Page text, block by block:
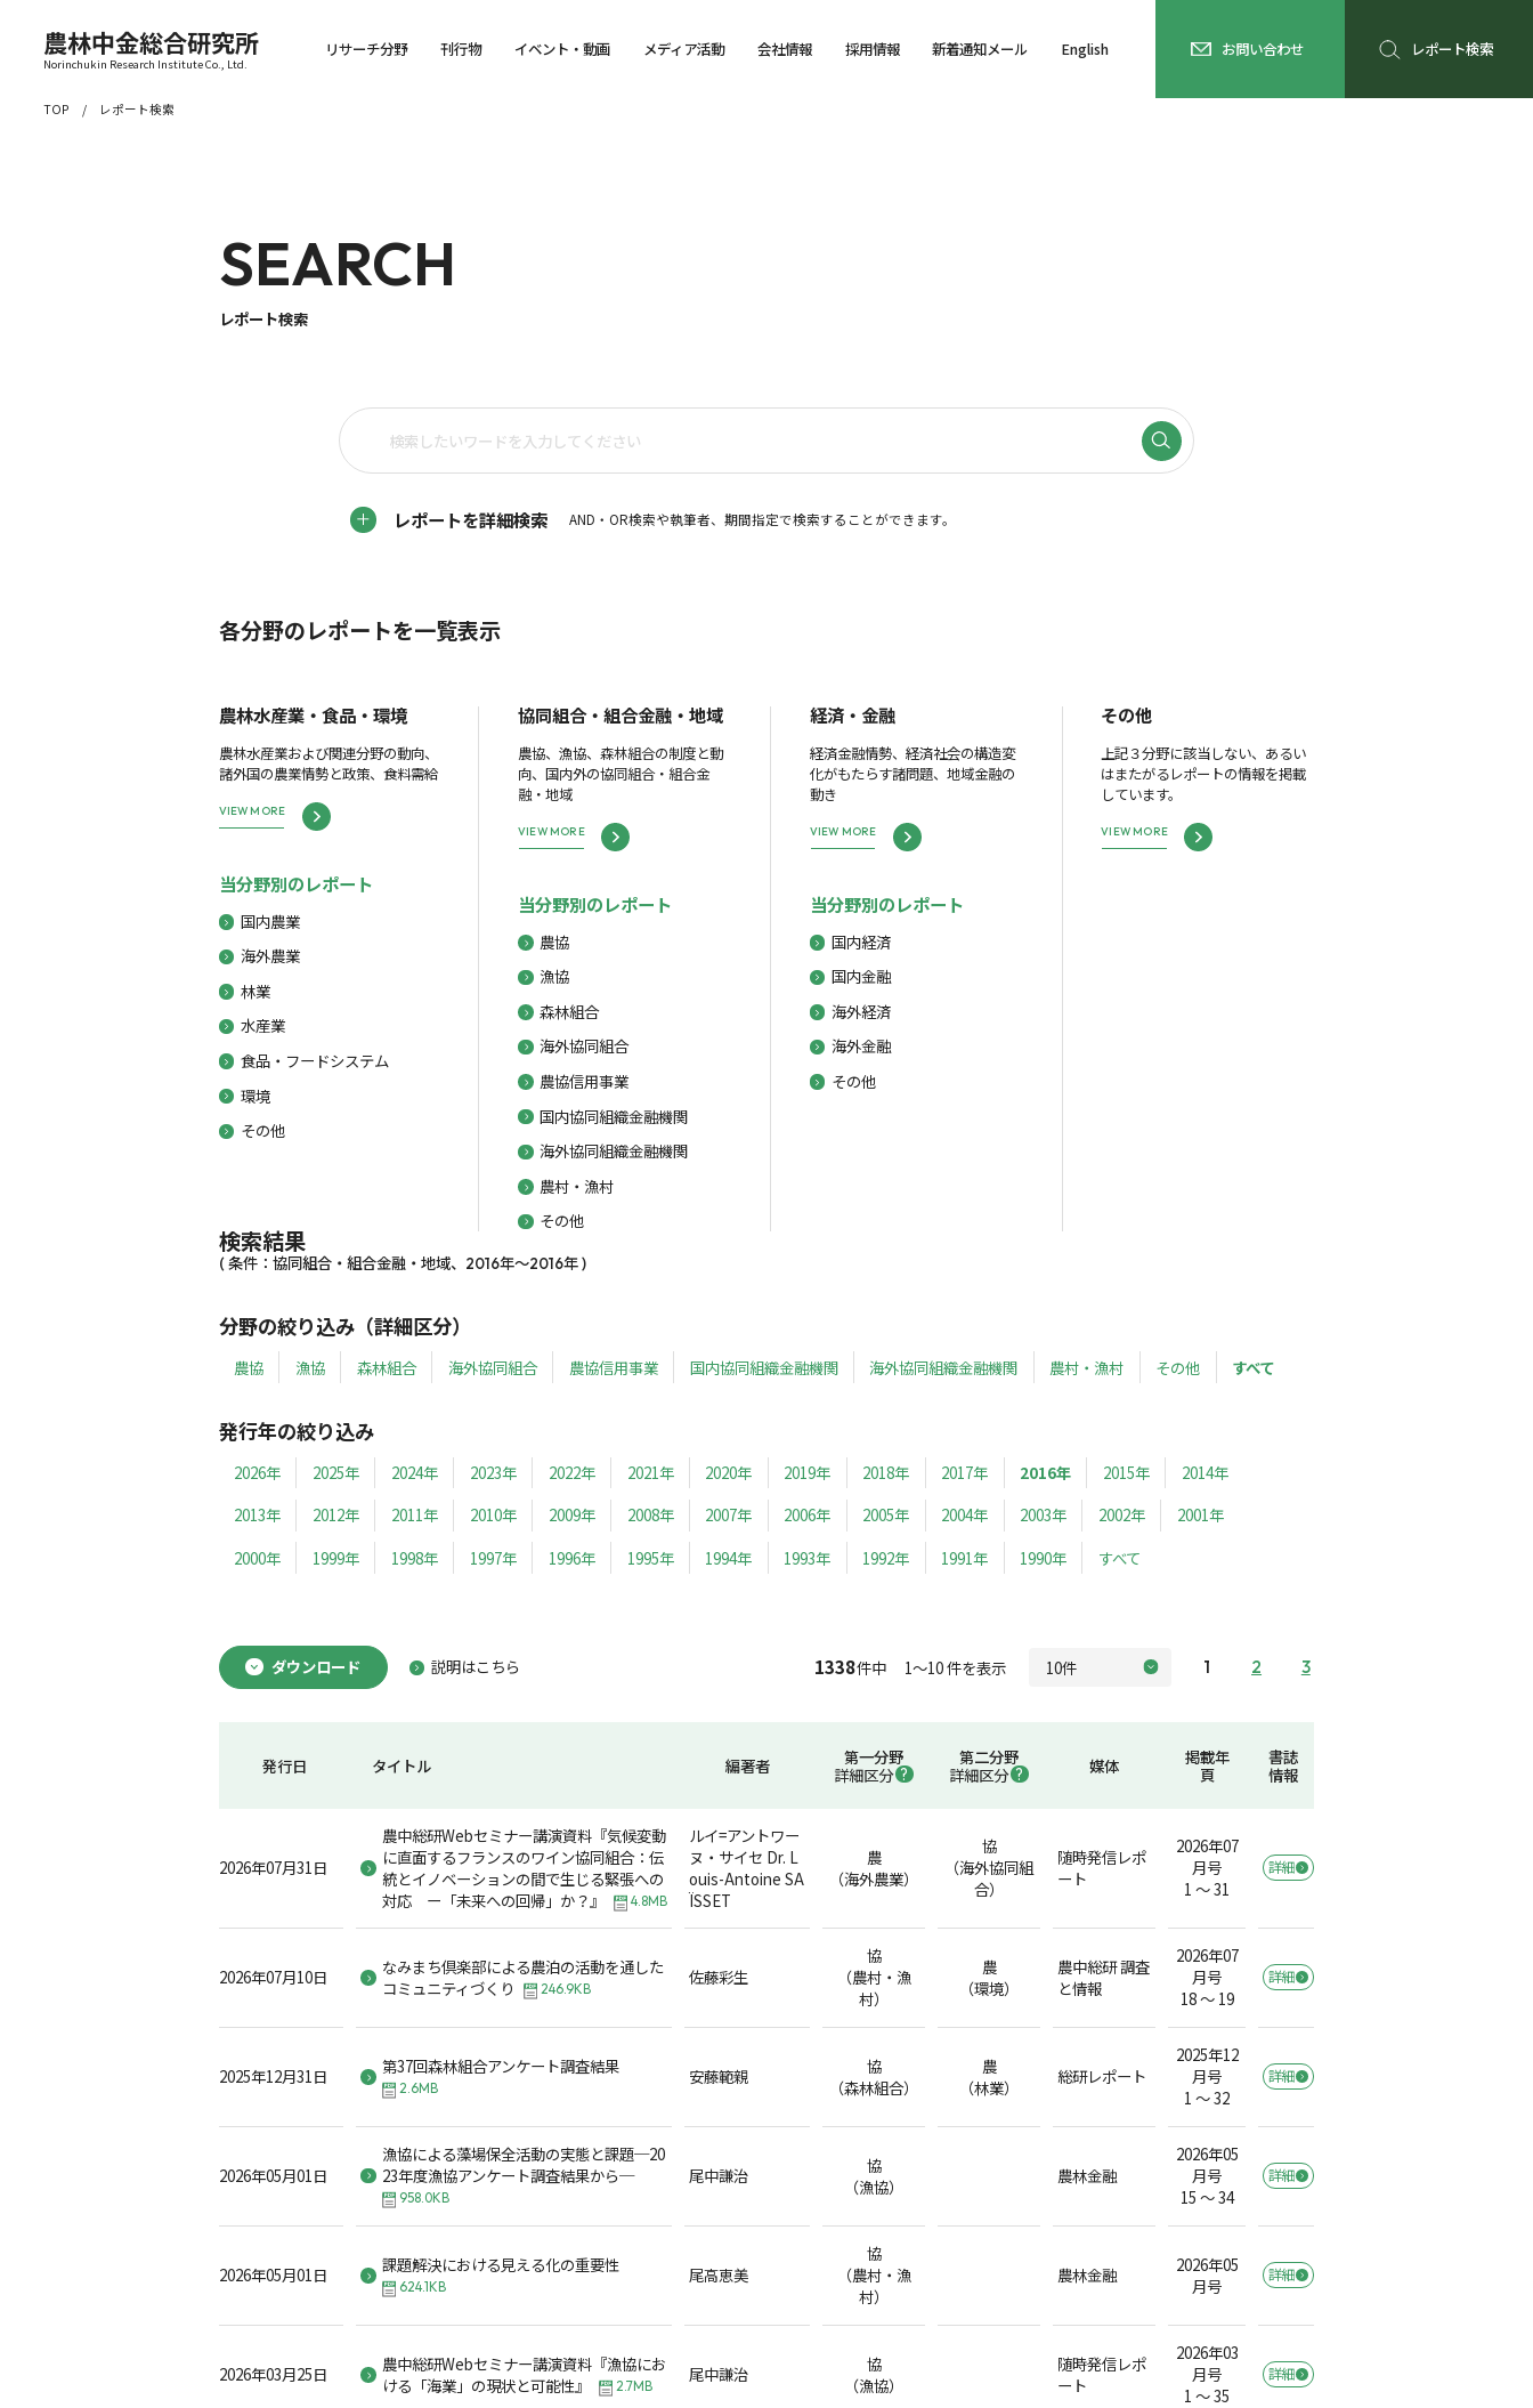
農林中金総合研究所
Norinchukin Research Institute Co., Ltd.
リサーチ分野 刊行物 イベント・動画 メディア活動 会社情報 採用情報 新着通知メール English お問い合わせ レポート検索
TOP レポート検索
SEARCH
レポート検索
レポートを詳細検索 AND・OR検索や執筆者、期間指定で検索することができます。
各分野のレポートを一覧表示
農林水産業・食品・環境
農林水産業および関連分野の動向、
諸外国の農業情勢と政策、食料需給
VIEW MORE
当分野別のレポート
国内農業
海外農業
林業
水産業
食品・フードシステム
環境
その他
協同組合・組合金融・地域
農協、漁協、森林組合の制度と動
向、国内外の協同組合・組合金
融・地域
VIEW MORE
当分野別のレポート
農協
漁協
森林組合
海外協同組合
農協信用事業
国内協同組織金融機関
海外協同組織金融機関
農村・漁村
その他
経済・金融
経済金融情勢、経済社会の構造変
化がもたらす諸問題、地域金融の
動き
VIEW MORE
当分野別のレポート
国内経済
国内金融
海外経済
海外金融
その他
その他
上記３分野に該当しない、あるい
はまたがるレポートの情報を掲載
しています。
VIEW MORE
検索結果
( 条件：協同組合・組合金融・地域、2016年～2016年 )
分野の絞り込み（詳細区分）
農協 漁協 森林組合 海外協同組合 農協信用事業 国内協同組織金融機関 海外協同組織金融機関 農村・漁村 その他 すべて
発行年の絞り込み
2026年 2025年 2024年 2023年 2022年 2021年 2020年 2019年 2018年 2017年 2016年 2015年
2014年
2013年
2012年 2011年 2010年 2009年 2008年 2007年 2006年 2005年 2004年 2003年 2002年
2001年
2000年
1999年 1998年 1997年 1996年 1995年 1994年 1993年 1992年 1991年 1990年 すべて
ダウンロード 説明はこちら 1338件中 1～10 件を表示 1 2 3
発行日 タイトル 編著者
第一分野
詳細区分
第二分野
詳細区分
媒体
掲載年
頁
書誌
情報
2026年07月31日
農中総研Webセミナー講演資料『気候変動
に直面するフランスのワイン協同組合：伝
統とイノベーションの間で生じる緊張への
対応 ー「未来への回帰」か？』
4.8MB
ルイ=アントワー
ヌ・サイセ Dr. L
ouis-Antoine SA
ÏSSET
農
（海外農業）
協
（海外協同組
合）
随時発信レポ
ート
2026年07
月号
1 ～ 31
詳細
2026年07月10日
なみまち倶楽部による農泊の活動を通した
コミュニティづくり
246.9KB
佐藤彩生
協
（農村・漁
村）
農
（環境）
農中総研 調査
と情報
2026年07
月号
18 ～ 19
詳細
2025年12月31日 第37回森林組合アンケート調査結果
2.6MB
安藤範親
協
（森林組合）
農
（林業）
総研レポート
2025年12
月号
1 ～ 32
詳細
2026年05月01日
漁協による藻場保全活動の実態と課題─20
23年度漁協アンケート調査結果から─
958.0KB
尾中謙治
協
（漁協）
農林金融
2026年05
月号
15 ～ 34
詳細
2026年05月01日 課題解決における見える化の重要性
624.1KB
尾高恵美
協
（農村・漁
村）
農林金融
2026年05
月号
詳細
2026年03月25日
農中総研Webセミナー講演資料『漁協にお
ける「海業」の現状と可能性』
2.7MB
尾中謙治
協
（漁協）
随時発信レポ
ート
2026年03
月号
1 ～ 35
詳細